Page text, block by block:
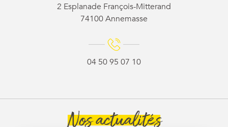
2 Esplanade François-Mitterand
74100 Annemasse
04 50 95 07 10
Nos actualités